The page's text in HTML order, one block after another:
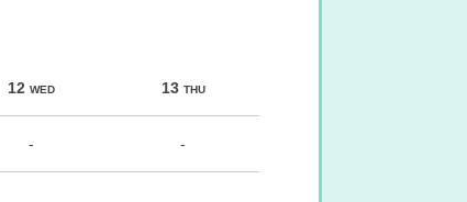
12WED 13 THU
- -